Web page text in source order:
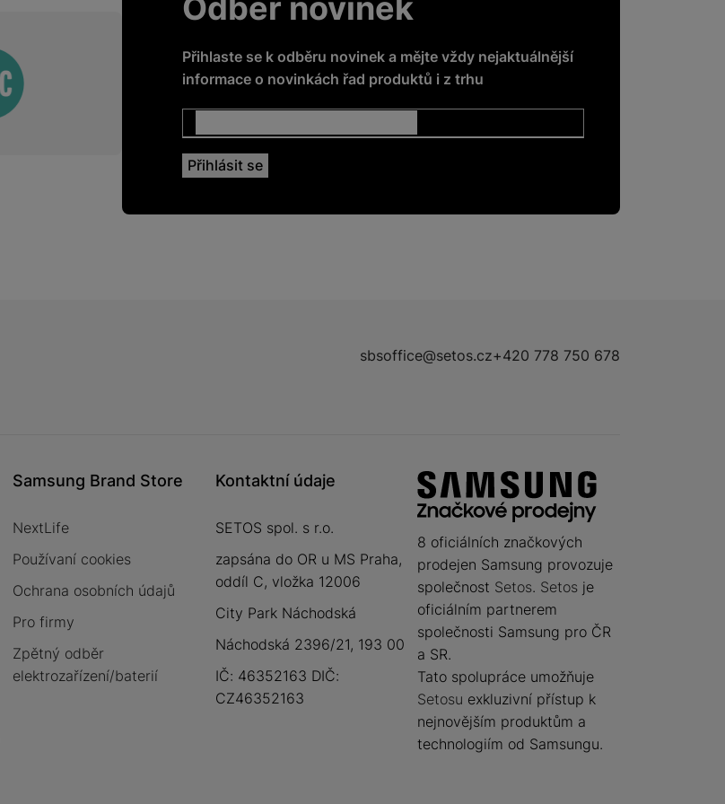
Přihlaste se k odběru novinek a mějte vždy nejaktuálnější
informace o novinkách řad produktů i z trhu
sbsoffice@setos.cz+420 778 750 678
Samsung Brand Store
NextLife
Používaní cookies
Ochrana osobních údajů
Pro firmy
Zpětný odběr
elektrozařízení/baterií
Kontaktní údaje
SETOS spol. s r.o.
zapsána do OR u MS Praha,
oddíl C, vložka 12006
City Park Náchodská
Náchodská 2396/21, 193 00
IČ: 46352163 DIČ:
CZ46352163
8 oficiálních značkových
prodejen Samsung provozuje
společnost Setos. Setos je
oficiálním partnerem
společnosti Samsung pro ČR
a SR.
Tato spolupráce umožňuje
Setosu exkluzivní přístup k
nejnovějším produktům a
technologiím od Samsungu.